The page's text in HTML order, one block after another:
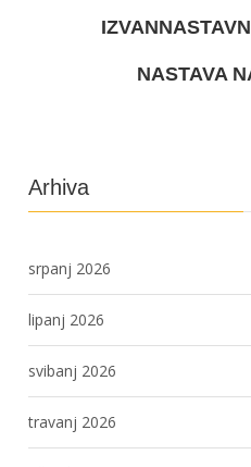
NASTAVA
Arhiva
srpanj 2026
lipanj 2026
svibanj 2026
travanj 2026